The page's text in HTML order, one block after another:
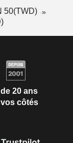
50(TWD)
20 ans
côtés